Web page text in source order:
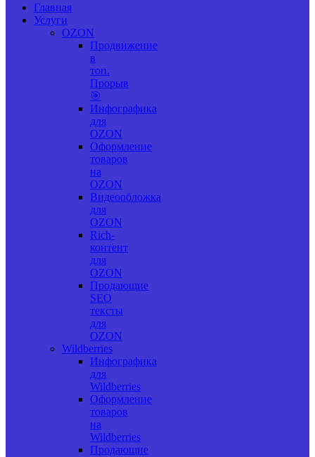
Главная
Услуги
OZON
Продвижение
в
топ.
Прорыв
🎯
Инфографика
для
OZON
Оформление
товаров
на
OZON
Видеообложка
для
OZON
Rich-
контент
для
OZON
Продающие
SEO
тексты
для
OZON
Wildberries
Инфографика
для
Wildberries
Оформление
товаров
на
Wildberries
Продающие